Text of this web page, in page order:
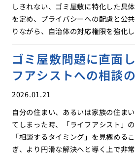
しきれない、ゴミ屋敷に特化した具
を定め、プライバシーへの配慮と公
りながら、自治体の対応権限を強化し
ゴミ屋敷問題に直面
フアシストへの相談
2026.01.21
自分の住まい、あるいは家族の住ま
てしまった時、「ライフアシスト」
「相談するタイミング」を見極める
ぎ、より円滑な解決へと導く上で非